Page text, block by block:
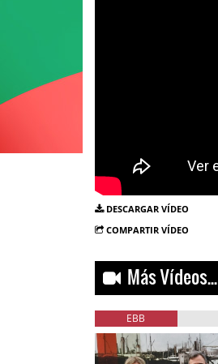
DESCARGAR VÍDEO
COMPARTIR VÍDEO
Más Vídeos...
EBB